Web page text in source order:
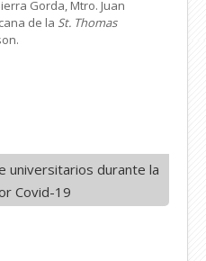
Gorda, Mtro. Juan
de la St. Thomas
universitarios durante la
Covid-19